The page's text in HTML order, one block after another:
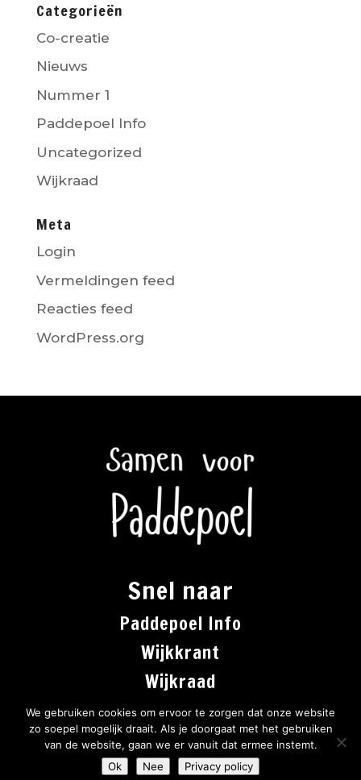
Categorieën
Co-creatie
Nieuws
Nummer 1
Paddepoel Info
Uncategorized
Wijkraad
Meta
Login
Vermeldingen feed
Reacties feed
WordPress.org
Snel naar
Paddepoel Info
Wijkkrant
Wijkraad
Co-creatie
Gerealiseerd door Studio Spinlink
We gebruiken cookies om ervoor te zorgen dat onze website
zo soepel mogelijk draait. Als je doorgaat met het gebruiken
van de website, gaan we er vanuit dat ermee instemt.
Ok
Nee Privacy policy